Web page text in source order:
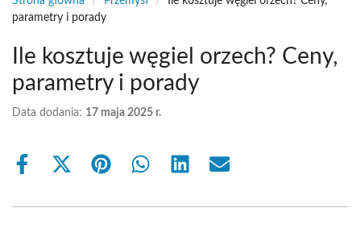
parametry i porady
Ile kosztuje węgiel orzech? Ceny,
parametry i porady
Data dodania: 17 maja 2025 r.
Share
Share
(Twitter)
Share Share Share Share